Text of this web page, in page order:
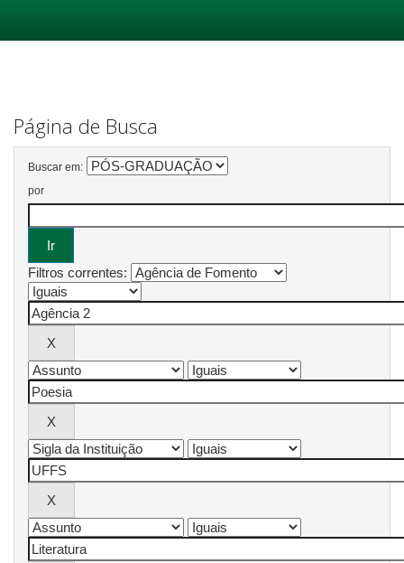
Página de Busca
Buscar em:
por
Filtros correntes: